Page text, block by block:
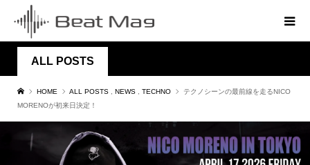
ALL POSTS
HOME ALL POSTS NEWS TECHNO
テクノシーンの最前線を走るNICO
MORENOが初来日決定！